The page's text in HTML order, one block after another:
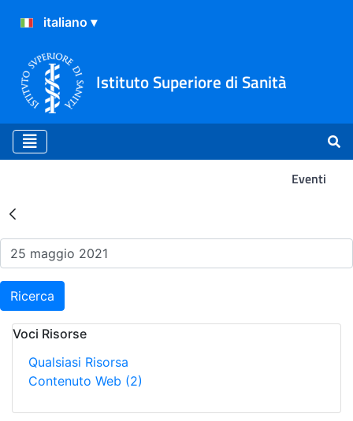
Istituto Superiore di Sanità
Eventi
Risultati della Ricerca -
Ricerca
Voci Risorse
Qualsiasi Risorsa
Contenuto Web (2)